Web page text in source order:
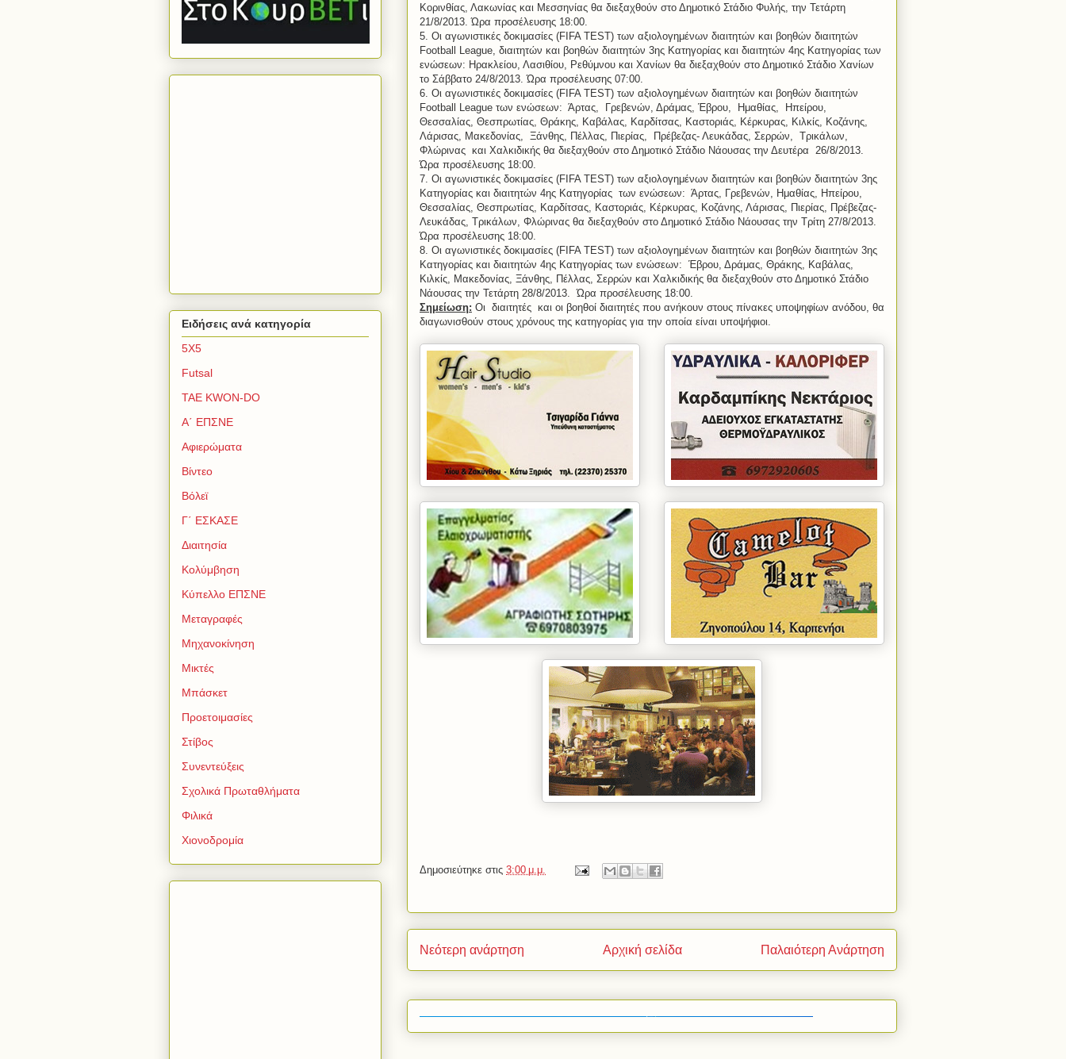
Κορινθίας, Λακωνίας και Μεσσηνίας θα διεξαχθούν στο Δημοτικό Στάδιο Φυλής, την Τετάρτη
21/8/2013. Ώρα προσέλευσης 18:00.
5. Οι αγωνιστικές δοκιμασίες (FIFA TEST) των αξιολογημένων διαιτητών και βοηθών διαιτητών
Football League, διαιτητών και βοηθών διαιτητών 3ης Κατηγορίας και διαιτητών 4ης Κατηγορίας των
ενώσεων: Ηρακλείου, Λασιθίου, Ρεθύμνου και Χανίων θα διεξαχθούν στο Δημοτικό Στάδιο Χανίων
το Σάββατο 24/8/2013. Ώρα προσέλευσης 07:00.
6. Oι αγωνιστικές δοκιμασίες (FIFA TEST) των αξιολογημένων διαιτητών και βοηθών διαιτητών
Football League των ενώσεων: Άρτας, Γρεβενών, Δράμας, Έβρου, Ημαθίας, Ηπείρου,
Θεσσαλίας, Θεσπρωτίας, Θράκης, Καβάλας, Καρδίτσας, Καστοριάς, Κέρκυρας, Κιλκίς, Κοζάνης,
Λάρισας, Μακεδονίας, Ξάνθης, Πέλλας, Πιερίας, Πρέβεζας- Λευκάδας, Σερρών, Τρικάλων,
Φλώρινας και Χαλκιδικής θα διεξαχθούν στο Δημοτικό Στάδιο Νάουσας την Δευτέρα 26/8/2013.
Ώρα προσέλευσης 18:00.
7. Οι αγωνιστικές δοκιμασίες (FIFA TEST) των αξιολογημένων διαιτητών και βοηθών διαιτητών 3ης
Κατηγορίας και διαιτητών 4ης Κατηγορίας των ενώσεων: Άρτας, Γρεβενών, Ημαθίας, Ηπείρου,
Θεσσαλίας, Θεσπρωτίας, Καρδίτσας, Καστοριάς, Κέρκυρας, Κοζάνης, Λάρισας, Πιερίας, Πρέβεζας-
Λευκάδας, Τρικάλων, Φλώρινας θα διεξαχθούν στο Δημοτικό Στάδιο Νάουσας την Τρίτη 27/8/2013.
Ώρα προσέλευσης 18:00.
8. Οι αγωνιστικές δοκιμασίες (FIFA TEST) των αξιολογημένων διαιτητών και βοηθών διαιτητών 3ης
Κατηγορίας και διαιτητών 4ης Κατηγορίας των ενώσεων: Έβρου, Δράμας, Θράκης, Καβάλας,
Κιλκίς, Μακεδονίας, Ξάνθης, Πέλλας, Σερρών και Χαλκιδικής θα διεξαχθούν στο Δημοτικό Στάδιο
Νάουσας την Τετάρτη 28/8/2013. Ώρα προσέλευσης 18:00.
Σημείωση: Οι διαιτητές και οι βοηθοί διαιτητές που ανήκουν στους πίνακες υποψηφίων ανόδου, θα
διαγωνισθούν στους χρόνους της κατηγορίας για την οποία είναι υποψήφιοι.
Δημοσιεύτηκε στις 3:00 μ.μ.
Νεότερη ανάρτηση Παλαιότερη Ανάρτηση
Αρχική σελίδα
Ειδήσεις ανά κατηγορία
5Χ5
Futsal
TAE KWON-DO
Α΄ ΕΠΣΝΕ
Αφιερώματα
Βίντεο
Βόλεϊ
Γ΄ ΕΣΚΑΣΕ
Διαιτησία
Κολύμβηση
Κύπελλο ΕΠΣΝΕ
Μεταγραφές
Μηχανοκίνηση
Μικτές
Μπάσκετ
Προετοιμασίες
Στίβος
Συνεντεύξεις
Σχολικά Πρωταθλήματα
Φιλικά
Χιονοδρομία